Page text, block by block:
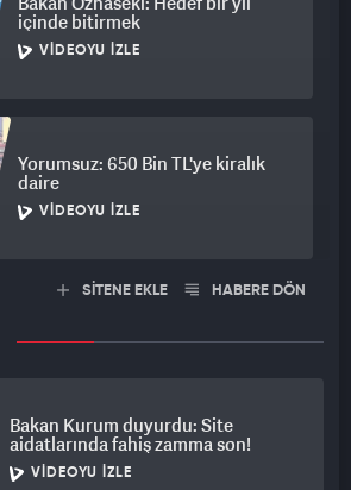
içinde bitirmek
VIDEOYU İZLE
Yorumsuz: 650 Bin TL'ye kiralık
daire
VIDEOYU İZLE
SİTENE EKLE HABERE DÖN
Bakan Kurum duyurdu: Site
aidatlarında fahiş zamma son!
VIDEOYU İZLE